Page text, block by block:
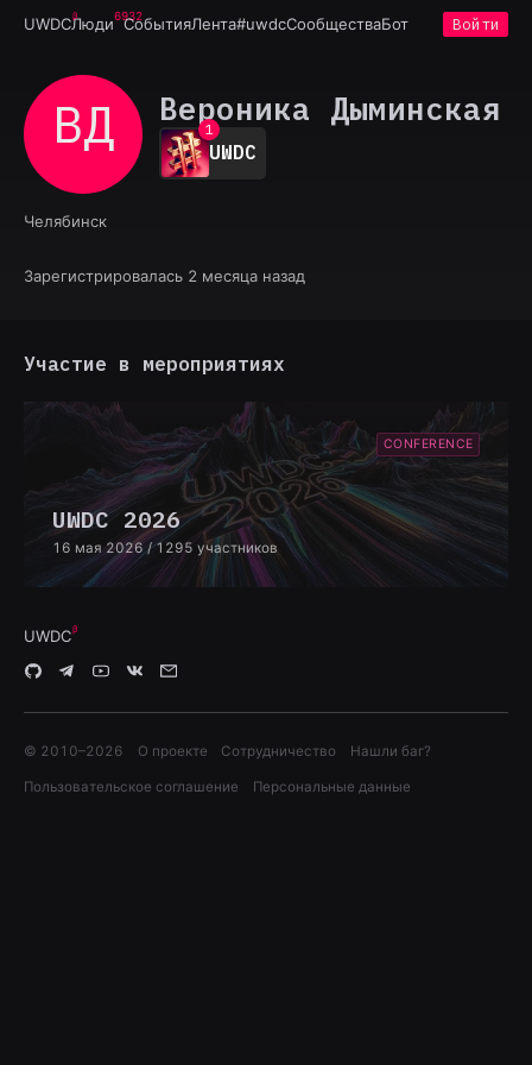
UWDCЛюди6932
СобытияЛента#uwdcСообществаБот Войти
ВД Вероника Дыминская
0
1
2
3
7
UWDC
Челябинск
Зарегистрировалась 2 месяца назад
Участие в мероприятиях
CONFERENCE
UWDC 2026
16 мая 2026 / 1295 участников
UWDC
© 2010–2026 О проекте Сотрудничество Нашли баг?
Пользовательское соглашение Персональные данные